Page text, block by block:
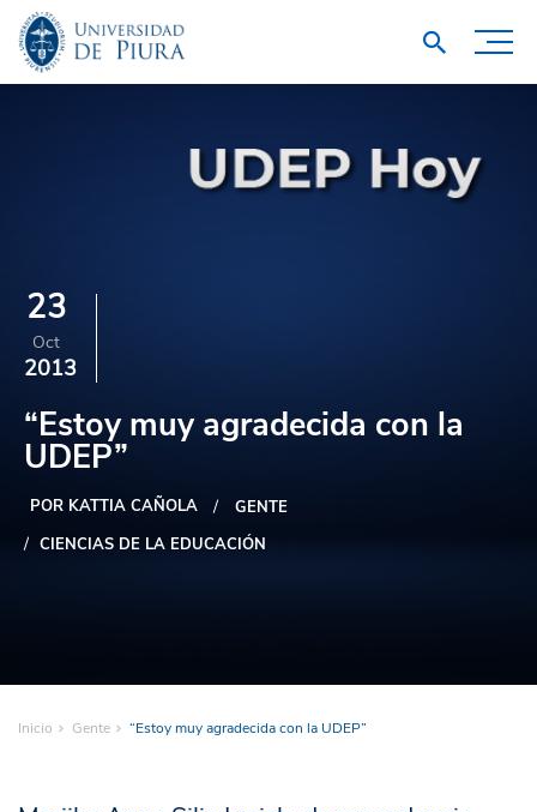
23
Oct
2013
“Estoy muy agradecida con la
UDEP”
POR KATTIA CAÑOLA
GENTE
CIENCIAS DE LA EDUCACIÓN
Inicio Gente “Estoy muy agradecida con la UDEP”